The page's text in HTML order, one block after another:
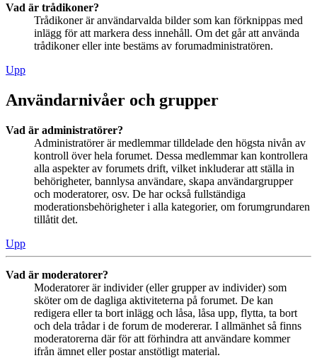
Vad är trådikoner?
Trådikoner är användarvalda bilder som kan förknippas med
inlägg för att markera dess innehåll. Om det går att använda
trådikoner eller inte bestäms av forumadministratören.
Upp
Användarnivåer och grupper
Vad är administratörer?
Administratörer är medlemmar tilldelade den högsta nivån av
kontroll över hela forumet. Dessa medlemmar kan kontrollera
alla aspekter av forumets drift, vilket inkluderar att ställa in
behörigheter, bannlysa användare, skapa användargrupper
och moderatorer, osv. De har också fullständiga
moderationsbehörigheter i alla kategorier, om forumgrundaren
tillåtit det.
Upp
Vad är moderatorer?
Moderatorer är individer (eller grupper av individer) som
sköter om de dagliga aktiviteterna på forumet. De kan
redigera eller ta bort inlägg och låsa, låsa upp, flytta, ta bort
och dela trådar i de forum de modererar. I allmänhet så finns
moderatorerna där för att förhindra att användare kommer
ifrån ämnet eller postar anstötligt material.